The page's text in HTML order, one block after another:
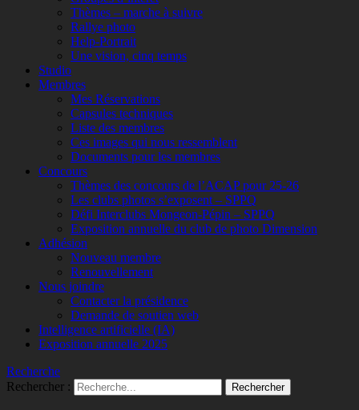
Thèmes – marche à suivre
Rallye photo
Help-Portrait
Une vision, cinq temps
Studio
Membres
Mes Réservations
Capsules techniques
Liste des membres
Ces images qui nous ressemblent
Documents pour les membres
Concours
Thèmes des concours de l’ACAP pour 25-26
Les clubs photos s’exposent – SPPQ
Défi Interclubs Mongeon-Pépin – SPPQ
Exposition annuelle du club de photo Dimension
Adhésion
Nouveau membre
Renouvellement
Nous joindre
Contacter la présidence
Demande de soutien web
Intelligence artificielle (IA)
Exposition annuelle 2025
Recherche
Rechercher :